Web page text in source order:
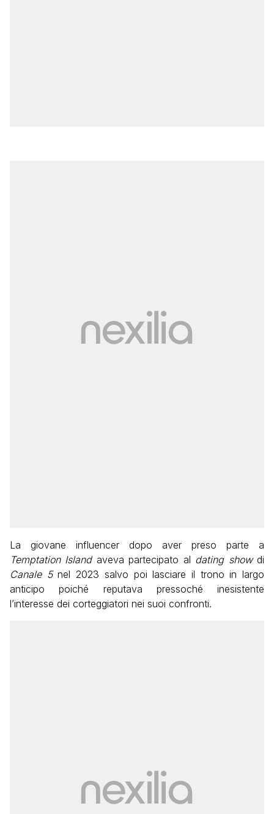
La giovane influencer dopo aver preso parte a
Temptation Islandaveva partecipato al dating showdi
Canale 5nel 2023 salvo poi lasciare il trono in largo
anticipo poiché reputava pressoché inesistente
l’interesse dei corteggiatori nei suoi confronti.